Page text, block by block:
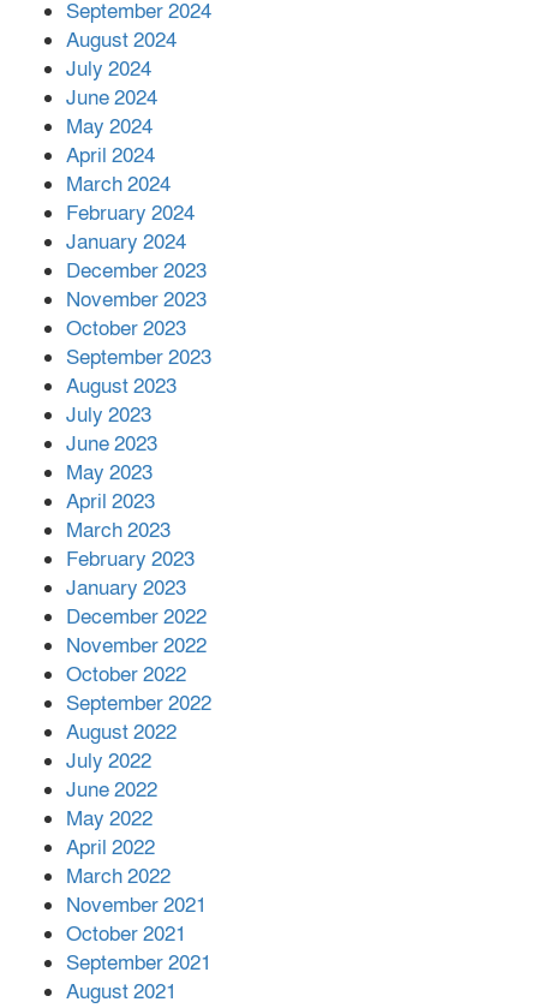
September 2024
August 2024
July 2024
June 2024
May 2024
April 2024
March 2024
February 2024
January 2024
December 2023
November 2023
October 2023
September 2023
August 2023
July 2023
June 2023
May 2023
April 2023
March 2023
February 2023
January 2023
December 2022
November 2022
October 2022
September 2022
August 2022
July 2022
June 2022
May 2022
April 2022
March 2022
November 2021
October 2021
September 2021
August 2021